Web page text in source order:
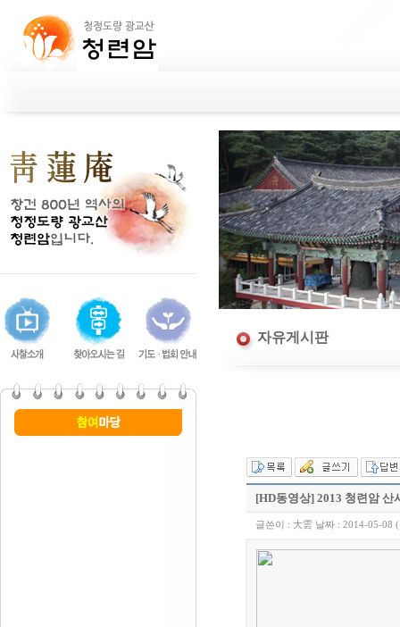
자유게시판
[HD동영상] 2013 청련암 산
글쓴이 : 大雲날짜 : 2014-05-08